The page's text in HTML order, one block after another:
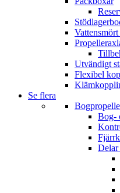
Utvändigt
Flexibel
Se flera
Bog-
Delar